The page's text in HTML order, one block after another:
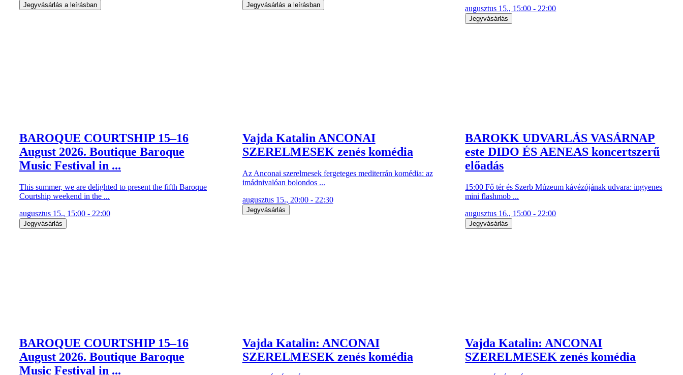
Jegyvásárlás a leírásban Jegyvásárlás a leírásban
augusztus 15., 15:00 - 22:00
Jegyvásárlás
BAROQUE COURTSHIP 15–16
August 2026. Boutique Baroque
Music Festival in ...
This summer, we are delighted to present the fifth Baroque
Courtship weekend in the ...
augusztus 15., 15:00 - 22:00
Jegyvásárlás
Vajda Katalin ANCONAI
SZERELMESEK zenés komédia
Az Anconai szerelmesek fergeteges mediterrán komédia: az
imádnivalóan bolondos ...
augusztus 15., 20:00 - 22:30
Jegyvásárlás
BAROKK UDVARLÁS VASÁRNAP
este DIDO ÉS AENEAS koncertszerű
előadás
15:00 Fő tér és Szerb Múzeum kávézójának udvara: ingyenes
mini flashmob ...
augusztus 16., 15:00 - 22:00
Jegyvásárlás
BAROQUE COURTSHIP 15–16
August 2026. Boutique Baroque
Music Festival in ...
Vajda Katalin: ANCONAI
SZERELMESEK zenés komédia
Vajda Katalin: ANCONAI
SZERELMESEK zenés komédia